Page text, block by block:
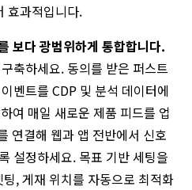
효과적입니다.
보다 광범위하게 통합합니다.
축하세요. 동의를 받은 퍼스트
벤트를 CDP 및 분석 데이터에
여 매일 새로운 제품 피드를 업
연결해 웹과 앱 전반에서 신호
설정하세요. 목표 기반 세팅을
, 게재 위치를 자동으로 최적화